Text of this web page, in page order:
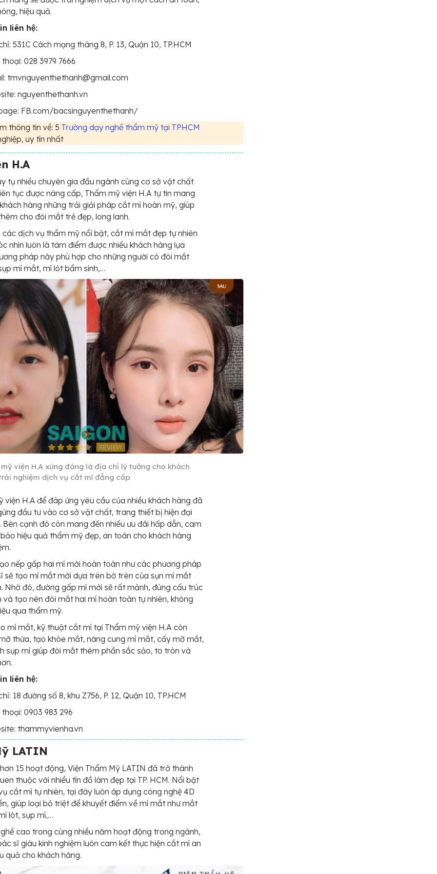
hiệu quả.
liên hệ:
531C Cách mạng tháng 8, P. 13, Quận 10, TP.HCM
028 3979 7666
tmvnguyenthethanh@gmail.com
nguyenthethanh.vn
FB.com/bacsinguyenthethanh/
thông tin về: 5 Trường dạy nghề thẩm mỹ tại TPHCM
uy tín nhất
H.A
tụ nhiều chuyên gia đầu ngành cùng cơ sở vật chất
tục được nâng cấp, Thẩm mỹ viện H.A tự tin mang
hàng những trải giải pháp cắt mí hoàn mỹ, giúp
cho đôi mắt trẻ đẹp, long lanh.
các dịch vụ thẩm mỹ nổi bật, cắt mí mắt đẹp tự nhiên
nhìn luôn là tâm điểm được nhiều khách hàng lựa
pháp này phù hợp cho những người có đôi mắt
mí mắt, mí lót bẩm sinh,…
viện H.A xứng đáng là địa chỉ lý tưởng cho khách
nghiệm dịch vụ cắt mí đẳng cấp
viện H.A để đáp ứng yêu cầu của nhiều khách hàng đã
đầu tư vào cơ sở vật chất, trang thiết bị hiện đại
Bên cạnh đó còn mang đến nhiều ưu đãi hấp dẫn, cam
hiệu quả thẩm mỹ đẹp, an toàn cho khách hàng
nếp gấp hai mí mới hoàn toàn như các phương pháp
sẽ tạo mí mắt mới dựa trên bờ trên của sụn mí mắt
Nhờ đó, đường gấp mí mới sẽ rất mảnh, đúng cấu trúc
và tạo nên đôi mắt hai mí hoàn toàn tự nhiên, không
qua thẩm mỹ.
mí mắt, kỹ thuật cắt mí tại Thẩm mỹ viện H.A còn
thừa, tạo khóe mắt, nâng cung mí mắt, cấy mỡ mắt,
sụp mí giúp đôi mắt thêm phần sắc sảo, to tròn và
liên hệ:
18 đường số 8, khu Z756, P. 12, Quận 10, TP.HCM
0903 983 296
thammyvienha.vn
LATIN
15 hoạt động, Viện Thẩm Mỹ LATIN đã trở thành
thuộc với nhiều tín đồ làm đẹp tại TP. HCM. Nổi bật
cắt mí tự nhiên, tại đây luôn áp dụng công nghệ 4D
giúp loại bỏ triệt để khuyết điểm về mí mắt như mắt
lót, sụp mí,…
cao trong cùng nhiều năm hoạt động trong ngành,
sĩ giàu kinh nghiệm luôn cam kết thực hiện cắt mí an
quả cho khách hàng.